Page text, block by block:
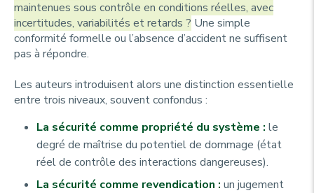
maintenues sous contrôle en conditions réelles, avec
incertitudes, variabilités et retards ? Une simple
conformité formelle ou l’absence d’accident ne suffisent
pas à répondre.
Les auteurs introduisent alors une distinction essentielle
entre trois niveaux, souvent confondus :
La sécurité comme propriété du système : le
degré de maîtrise du potentiel de dommage (état
réel de contrôle des interactions dangereuses).
La sécurité comme revendication : un jugement